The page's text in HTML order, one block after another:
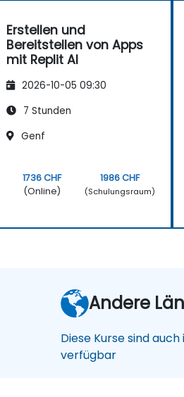
Erstellen und
Bereitstellen von Apps
mit Replit AI
2026-10-05 09:30
7 Stunden
Genf
1736 CHF
(Online)
1986 CHF
(Schulungsraum)
Andere
Diese Kurse sind
verfügbar